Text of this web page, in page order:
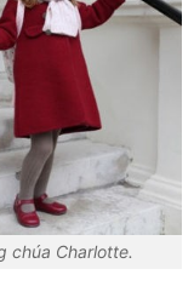
chúa Charlotte.